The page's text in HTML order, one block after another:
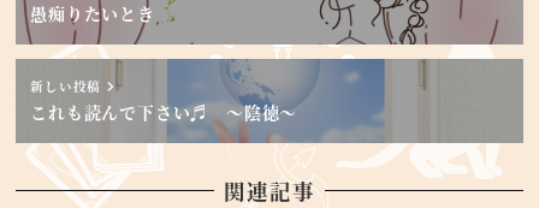
愚痴りたいとき
新しい投稿
これも読んで下さい♬ ～陰徳～
関連記事